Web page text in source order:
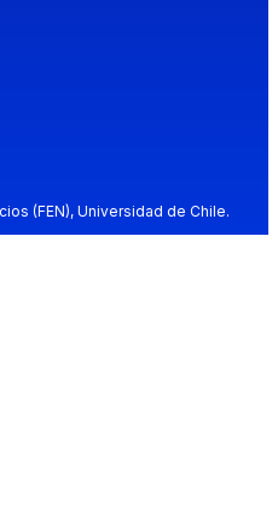
(FEN), Universidad de Chile.